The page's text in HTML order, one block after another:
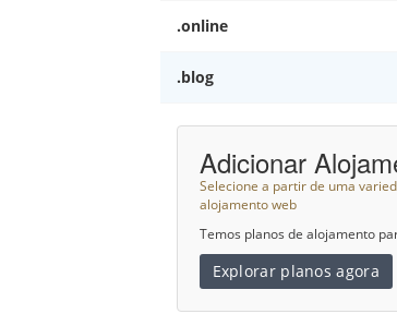
.online
.blog
Adicionar
Selecione a partir de uma
alojamento web
Temos planos de alojamento
Explorar planos agora